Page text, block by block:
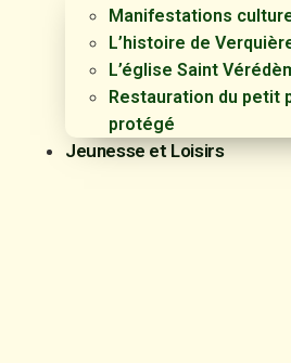
Manifestations
L’histoire de
L’église Saint
Restauration du petit
protégé
Jeunesse et Loisirs